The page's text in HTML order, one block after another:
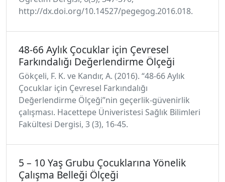
http://dx.doi.org/10.14527/pegegog.2016.018.
48-66 Aylık Çocuklar için Çevresel
Farkındalığı Değerlendirme Ölçeği
Gökçeli, F. K. ve Kandır, A. (2016). “48-66 Aylık
Çocuklar için Çevresel Farkındalığı
Değerlendirme Ölçeği”nin geçerlik-güvenirlik
çalışması. Hacettepe Üniveristesi Sağlık Bilimleri
Fakültesi Dergisi, 3 (3), 16-45.
5 – 10 Yaş Grubu Çocuklarına Yönelik
Çalışma Belleği Ölçeği